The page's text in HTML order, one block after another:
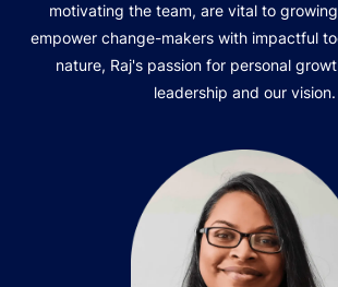
motivating the team, are vital to
empower change-makers with impactful
nature, Raj's passion for personal
leadership and our vision.